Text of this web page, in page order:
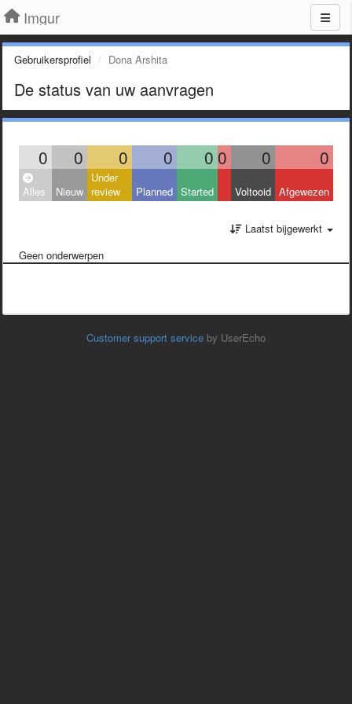
Imgur
Gebruikersprofiel Dona Arshita
De status van uw aanvragen
0 0 0 0 0 0 0 0
Alles Nieuw
Under
review
Planned Started Voltooid Afgewezen
Laatst bijgewerkt
Geen onderwerpen
Customer support service by UserEcho